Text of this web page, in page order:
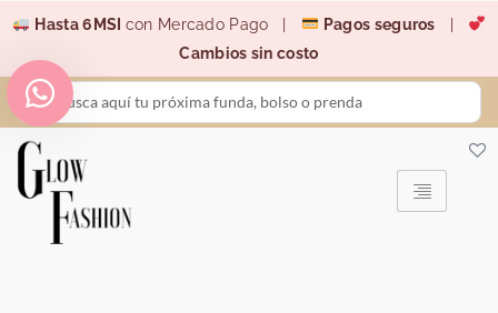
contenido
Hasta 6MSI con Mercado Pago | Pagos seguros
Cambios sin costo
Search
...